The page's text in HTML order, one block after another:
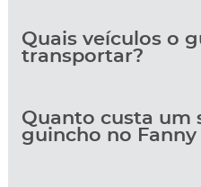
Quais veículos o
transportar?
Quanto custa um
guincho no